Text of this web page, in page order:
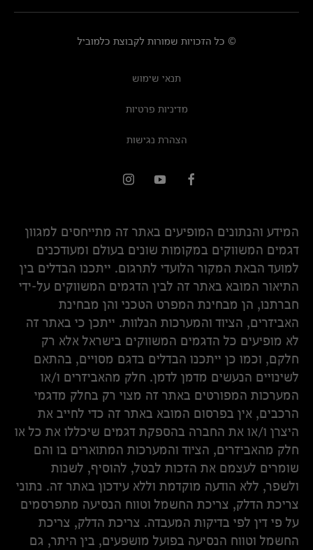
© כל הזכויות שמורות לקבוצת כלמוביל
תנאי שימוש
מדיניות פרטיות
הצהרת נגישות
המידע והנתונים המופיעים באתר זה מתייחסים למגוון
דגמים המשווקים במקומות שונים בעולם ומעודכנים
למועד הבאת המקור הלועדי לתרגום. ייתכנו הבדלים בין
התיאור המובא באתר זה לבין הדגמים המשווקים על-ידי
חברתנו, הן מבחינת המפרט הטכני והן מבחינת
האביזרים, הציוד והמערכות הנלוות. ייתכן כי באתר זה
לא מופיעים כל הדגמים המשווקים בישראל אלא רק
חלקם, וכמו כן ייתכנו הבדלים בדגם מסויים, בהתאם
לשינויים הנעשים מדמן לדמן. חלק מהאביזרים ו/או
המערכות המפורטים באתר זה מצוי רק בחלק מדגמי
הרכבים, אין בפרסום המובא באתר זה כדי לחייב את
היצרן ו/או את החברה בהספקת דגמים שיכללו את כל או
חלק מהאביזרים, הציוד והמערכות המתוארים בו והם
שומרים לעצמם את הזכות לבטל, להוסיף, לשנות
ולשפר, ללא הודעה מוקדמת וללא עידכון באתר זה. נתוני
צריכת הדלק, צריכת החשמל וטווח הנסיעה מתפרסמים
על פי דין לפי בדיקות המעבדה. צריכת הדלק, צריכת
החשמל וטווח הנסיעה בפועל מושפעים, בין היתר, גם